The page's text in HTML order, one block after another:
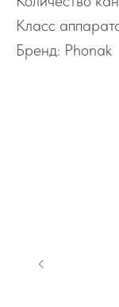
Класс
Бренд: Phonak